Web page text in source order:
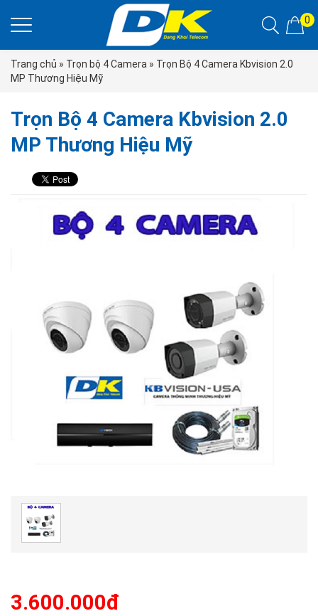
0
Trang chủ » Trọn bộ 4 Camera » Trọn Bộ 4 Camera Kbvision 2.0
MP Thương Hiệu Mỹ
Trọn Bộ 4 Camera Kbvision 2.0
MP Thương Hiệu Mỹ
3.600.000đ